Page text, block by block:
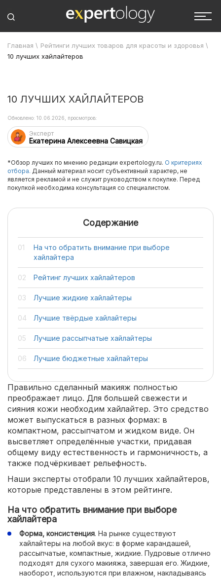
Главная \ Рейтинги лучших товаров для красоты и здоровья \
10 лучших хайлайтеров
10 ЛУЧШИХ ХАЙЛАЙТЕРОВ
Эксперт
Екатерина Алексеевна Савицкая
Обновлено: 10.06.2026, просмотров:
*Обзор лучших по мнению редакции expertology.ru. О критериях
отбора. Данный материал носит субъективный характер, не
является рекламой и не служит руководством к покупке. Перед
покупкой необходима консультация со специалистом.
Содержание
На что обратить внимание при выборе
хайлайтера
Рейтинг лучших хайлайтеров
Лучшие жидкие хайлайтеры
Лучшие твёрдые хайлайтеры
Лучшие рассыпчатые хайлайтеры
Лучшие бюджетные хайлайтеры
Правильно сделанный макияж полностью
преображает лицо. Для большей свежести и
сияния кожи необходим хайлайтер. Это средство
может выпускаться в разных формах: в
компактном, рассыпчатом и жидком виде. Он
высветляет определённые участки, придавая
общему виду естественность и гармоничность, а
также подчёркивает рельефность.
Наши эксперты отобрали 10 лучших хайлайтеров,
которые представлены в этом рейтинге.
На что обратить внимание при выборе
хайлайтера
Форма, консистенция. На рынке существуют
хайлайтеры на любой вкус: в форме карандашей,
рассыпчатые, компактные, жидкие. Пудровые отлично
подходят для сухого макияжа, завершая его. Жидкие,
наоборот, используются при влажном, накладываясь